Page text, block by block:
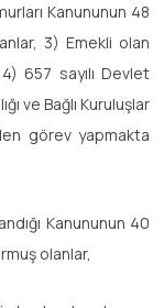
Kanununun 48
3) Emekli olan
657 sayılı Devlet
ve Bağlı Kuruluşlar
görev yapmakta
Kanununun 40
olanlar,